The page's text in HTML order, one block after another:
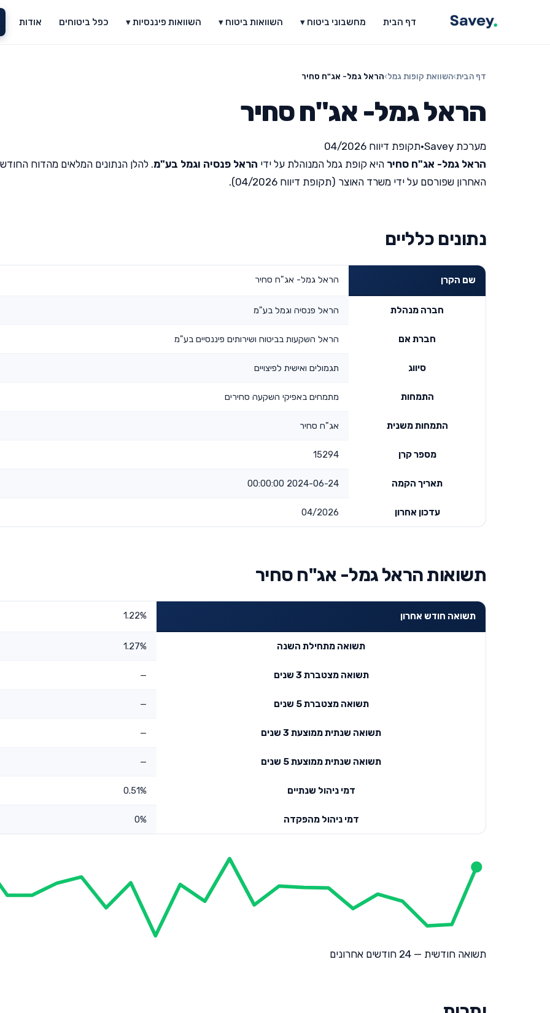
דף הבית מחשבוני ביטוח ▾ השוואות ביטוח ▾ השוואות פיננסיות ▾ כפל ביטוחים אודות
דף הבית›השוואת קופות גמל›הראל גמל- אג"ח סחיר
הראל גמל- אג"ח סחיר
מערכת Savey •תקופת דיווח 04/2026
הראל גמל- אג"ח סחיר היא קופת גמל המנוהלת על ידי הראל פנסיה וגמל בע"מ. להלן הנתונים המלאים מהדוח
האחרון שפורסם על ידי משרד האוצר (תקופת דיווח 04/2026).
נתונים כלליים
שם הקרן הראל גמל- אג"ח סחיר
חברה מנהלת הראל פנסיה וגמל בע"מ
חברת אם הראל השקעות בביטוח ושירותים פיננסיים בע"מ
סיווג תגמולים ואישית לפיצויים
התמחות מתמחים באפיקי השקעה סחירים
התמחות משנית אג"ח סחיר
מספר קרן 15294
תאריך הקמה 2024-06-24 00:00:00
עדכון אחרון 04/2026
תשואות הראל גמל- אג"ח סחיר
תשואה חודש אחרון 1.22%
תשואה מתחילת השנה 1.27%
תשואה מצטברת 3 שנים —
תשואה מצטברת 5 שנים —
תשואה שנתית ממוצעת 3 שנים —
תשואה שנתית ממוצעת 5 שנים —
דמי ניהול שנתיים 0.51%
דמי ניהול מהפקדה 0%
תשואה חודשית — 24 חודשים אחרונים